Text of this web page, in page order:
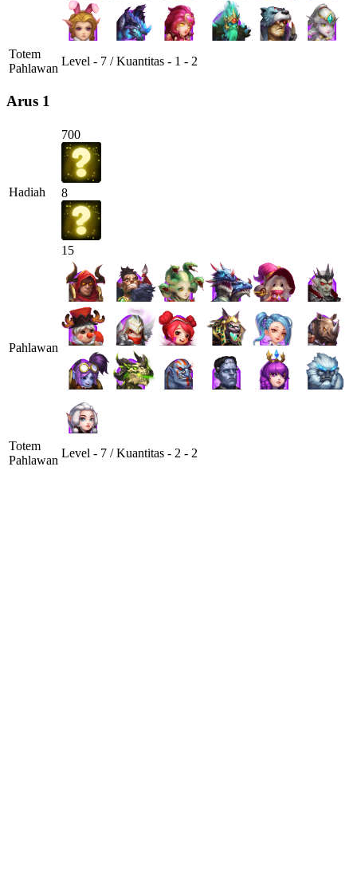
Totem
Pahlawan
Level - 7 / Kuantitas - 1 - 2
Arus 1
Hadiah
700
8
15
Pahlawan
Totem
Pahlawan
Level - 7 / Kuantitas - 2 - 2